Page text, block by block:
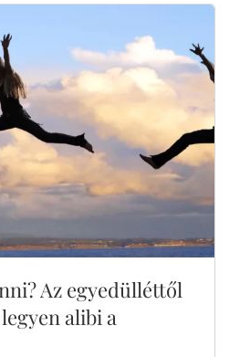
Az egyedülléttől
alibi a